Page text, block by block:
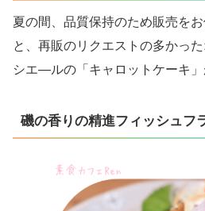
夏の間、品質保持のため販売を
と、再販のリクエストの多かっ
シエ―ルの「キャロットケーキ」
磯の香りの精進フィッシュフ